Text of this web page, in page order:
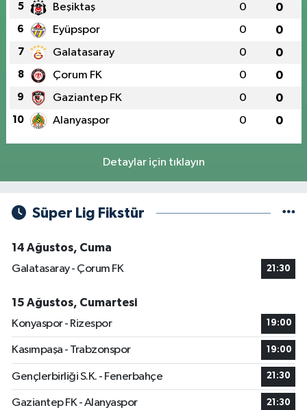
5 Beşiktaş 0 0
6 Eyüpspor 0 0
7 Galatasaray 0 0
8 Çorum FK 0 0
9 Gaziantep FK 0 0
10 Alanyaspor 0 0
Detaylar için tıklayın
Süper Lig Fikstür
14 Ağustos, Cuma
Galatasaray - Çorum FK
21:30
15 Ağustos, Cumartesi
Konyaspor - Rizespor
19:00
Kasımpaşa - Trabzonspor 19:00
Gençlerbirliği S.K. - Fenerbahçe 21:30
Gaziantep FK - Alanyaspor 21:30